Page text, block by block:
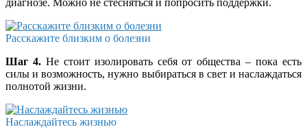
Расскажите близким о болезни
Шаг 4.Не стоит изолировать себя от общества – пока есть
силы и возможность, нужно выбираться в свет и наслаждаться
полнотой жизни.
Наслаждайтесь жизнью